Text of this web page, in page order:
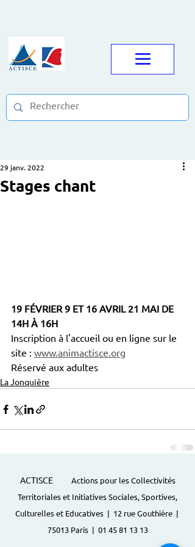
Stages chant
29 janv. 2022
19 FÉVRIER 9 ET 16 AVRIL 21 MAI DE
14H À 16H
Inscription à l'accueil ou en ligne sur le
site : www.animactisce.org
Réservé aux adultes
La Jonquière
ACTISCE
Actions pour les Collectivités
Territoriales et Initiatives Sociales, Sportives,
Culturelles et Educatives | 12 rue Gouthière |
75013 Paris | 01 45 81 13 13